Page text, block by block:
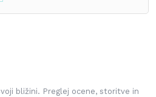
bližini. Preglej ocene, storitve in